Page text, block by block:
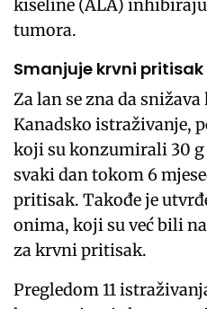
kiseline (ALA)
tumora.
Smanjuje krvni pritisak
Za lan se zna da
Kanadsko istraživanje,
koji su konzumirali 30 g
svaki dan tokom 6
pritisak. Takođe je
onima, koji su već bili
za krvni pritisak.
Pregledom 11